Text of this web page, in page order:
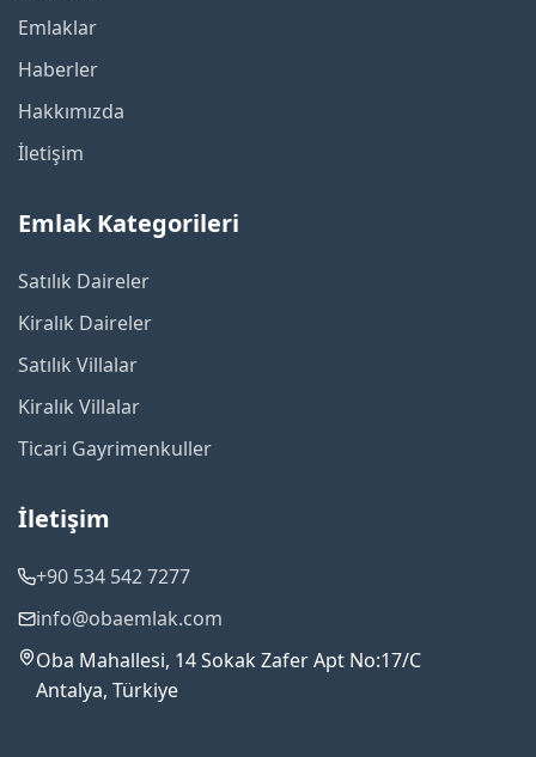
Emlaklar
Haberler
Hakkımızda
İletişim
Emlak Kategorileri
Satılık Daireler
Kiralık Daireler
Satılık Villalar
Kiralık Villalar
Ticari Gayrimenkuller
İletişim
+90 534 542 7277
info@obaemlak.com
Oba Mahallesi, 14 Sokak Zafer Apt No:17/C
Antalya, Türkiye